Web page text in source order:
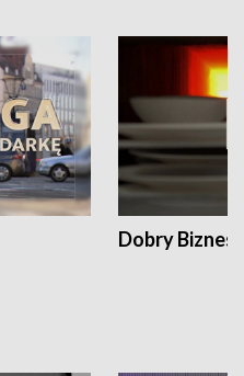
Dobry Biznes